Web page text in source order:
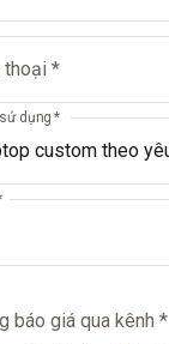
thoại *
dụng *
báo giá qua kênh *